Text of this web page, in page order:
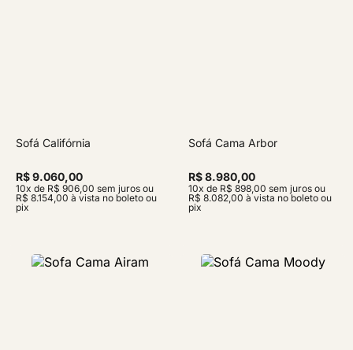
Sofá Califórnia
R$ 9.060,00
10x de R$ 906,00 sem juros ou
R$ 8.154,00 à vista no boleto ou
pix
Sofá Cama Arbor
R$ 8.980,00
10x de R$ 898,00 sem juros ou
R$ 8.082,00 à vista no boleto ou
pix